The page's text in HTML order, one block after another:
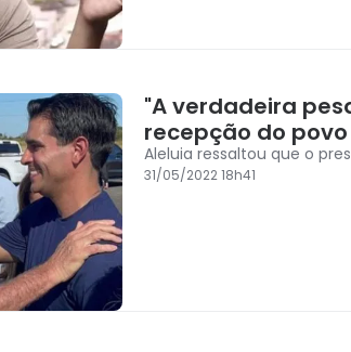
"A verdadeira
recepção do
Aleluia ressaltou que o
31/05/2022 18h41